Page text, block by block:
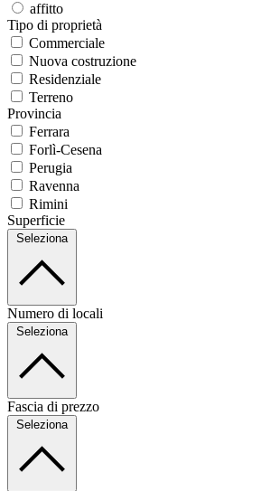
affitto
Tipo di proprietà
Commerciale
Nuova costruzione
Residenziale
Terreno
Provincia
Ferrara
Forlì-Cesena
Perugia
Ravenna
Rimini
Superficie
Seleziona
Numero di locali
Seleziona
Fascia di prezzo
Seleziona